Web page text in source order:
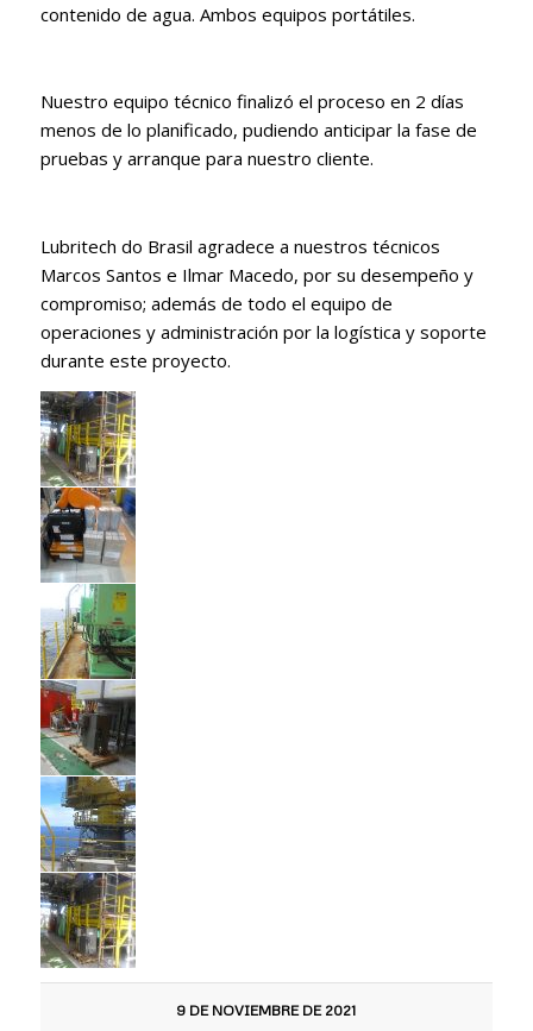
contenido de agua. Ambos equipos portátiles.
Nuestro equipo técnico finalizó el proceso en 2 días
menos de lo planificado, pudiendo anticipar la fase de
pruebas y arranque para nuestro cliente.
Lubritech do Brasil agradece a nuestros técnicos
Marcos Santos e Ilmar Macedo, por su desempeño y
compromiso; además de todo el equipo de
operaciones y administración por la logística y soporte
durante este proyecto.
9 DE NOVIEMBRE DE 2021